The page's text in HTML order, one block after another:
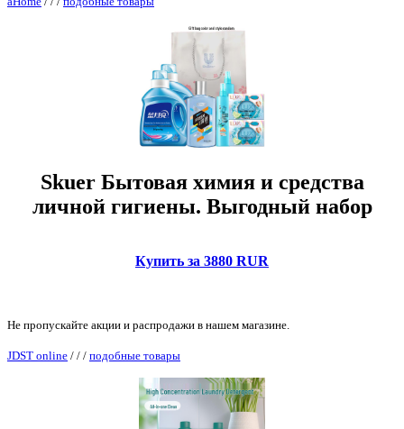
Skuer Бытовая химия и средства
личной гигиены. Выгодный набор
Купить за 3880 RUR
Не пропускайте акции и распродажи в нашем магазине.
JDST online / / / подобные товары